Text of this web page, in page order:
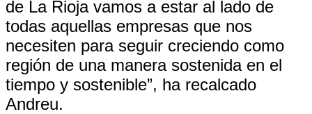
de La Rioja vamos a estar al lado de
todas aquellas empresas que nos
necesiten para seguir creciendo como
región de una manera sostenida en el
tiempo y sostenible”, ha recalcado
Andreu.